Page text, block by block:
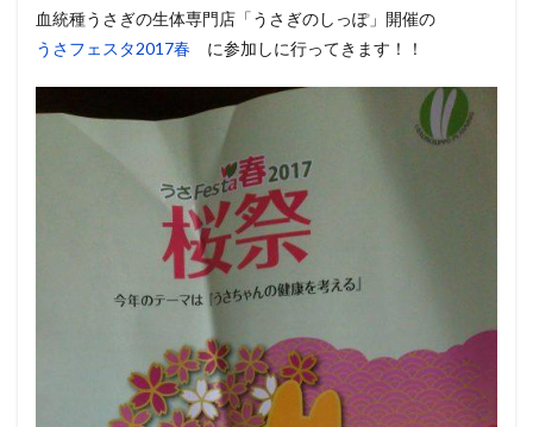
血統種うさぎの生体専門店「うさぎのしっぽ」開催の
うさフェスタ2017春 に参加しに行ってきます！！